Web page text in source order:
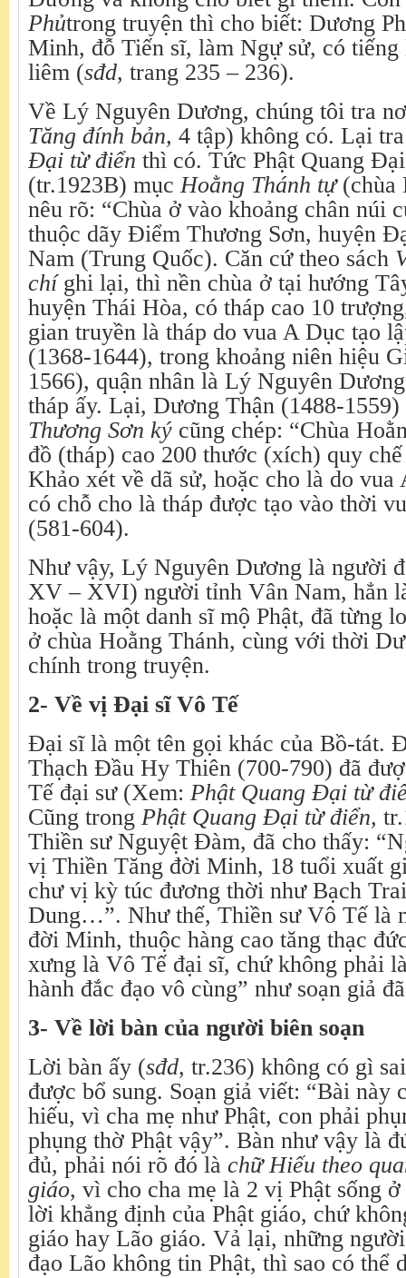
Phủtrong truyện thì cho biết: Dương
Minh, đỗ Tiến sĩ, làm Ngự sử, có tiếng
liêm (sđd, trang 235 – 236).
Về Lý Nguyên Dương, chúng tôi tra
Tăng đính bản, 4 tập) không có. Lại
Đại từ điển thì có. Tức Phật Quang
(tr.1923B) mụcHoằng Thánh tự(chùa
nêu rõ: “Chùa ở vào khoảng chân núi
thuộc dãy Điểm Thương Sơn, huyện
Nam (Trung Quốc). Căn cứ theo sách
chíghi lại, thì nền chùa ở tại hướng
huyện Thái Hòa, có tháp cao 10
gian truyền là tháp do vua A Dục tạo
(1368-1644), trong khoảng niên hiệu
1566), quận nhân là Lý Nguyên
tháp ấy. Lại, Dương Thận (1488-
Thương Sơn ký cũng chép: “Chùa
đồ (tháp) cao 200 thước (xích) quy
Khảo xét về dã sử, hoặc cho là do vua
có chỗ cho là tháp được tạo vào thời
(581-604).
Như vậy, Lý Nguyên Dương là người
XV – XVI) người tỉnh Vân Nam, hẳn
hoặc là một danh sĩ mộ Phật, đã từng
ở chùa Hoằng Thánh, cùng với thời
chính trong truyện.
2- Về vị Đại sĩ Vô Tế
Đại sĩ là một tên gọi khác của Bồ-tát.
Thạch Đầu Hy Thiên (700-790) đã
Tế đại sư (Xem: Phật Quang Đại từ
Cũng trong Phật Quang Đại từ điển,
Thiền sư Nguyệt Đàm, đã cho thấy:
vị Thiền Tăng đời Minh, 18 tuổi xuất
chư vị kỳ túc đương thời như Bạch
Dung…”. Như thế, Thiền sư Vô Tế là
đời Minh, thuộc hàng cao tăng thạc
xưng là Vô Tế đại sĩ, chứ không phải
hành đắc đạo vô cùng” như soạn giả
3- Về lời bàn của người biên soạn
Lời bàn ấy (sđd, tr.236) không có gì
được bổ sung. Soạn giả viết: “Bài này
hiếu, vì cha mẹ như Phật, con phải
phụng thờ Phật vậy”. Bàn như vậy là
đủ, phải nói rõ đó là chữ Hiếu theo
giáo, vì cho cha mẹ là 2 vị Phật sống
lời khẳng định của Phật giáo, chứ
giáo hay Lão giáo. Vả lại, những
đạo Lão không tin Phật, thì sao có thể